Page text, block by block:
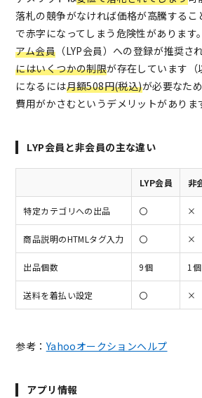
落札の競争がなければ価格が高騰するこ
で赤字になってしまう危険性があります
アム会員 （LYP会員）への登録が推奨さ
にはいくつかの制限が存在しています（
になるには月額508円(税込)が必要なた
費用がかさむというデメリットがありま
LYP会員と非会員の主な違い
LYP会員 非
特定カテゴリへの出品 〇 ×
商品説明のHTMLタグ入力 〇 ×
出品個数 9個 1個
送料を着払い設定 〇 ×
参考：Yahooオークションヘルプ
アプリ情報